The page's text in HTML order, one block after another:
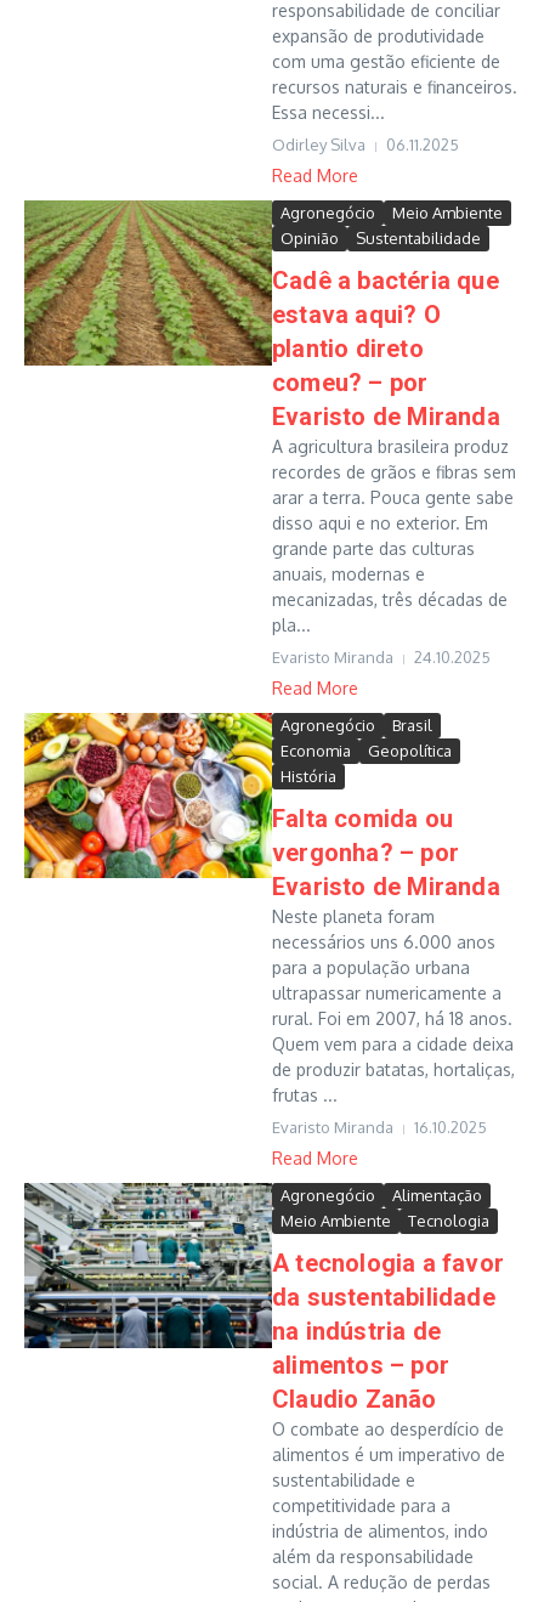
responsabilidade de conciliar
expansão de produtividade
com uma gestão eficiente de
recursos naturais e financeiros.
Essa necessi...
Odirley Silva 06.11.2025
Read More
Agronegócio
Meio Ambiente
Opinião
Sustentabilidade
Cadê a bactéria que
estava aqui? O
plantio direto
comeu? – por
Evaristo de Miranda
A agricultura brasileira produz
recordes de grãos e fibras sem
arar a terra. Pouca gente sabe
disso aqui e no exterior. Em
grande parte das culturas
anuais, modernas e
mecanizadas, três décadas de
pla...
Evaristo Miranda 24.10.2025
Read More
Agronegócio
Brasil
Economia
Geopolítica
História
Falta comida ou
vergonha? – por
Evaristo de Miranda
Neste planeta foram
necessários uns 6.000 anos
para a população urbana
ultrapassar numericamente a
rural. Foi em 2007, há 18 anos.
Quem vem para a cidade deixa
de produzir batatas, hortaliças,
frutas ...
Evaristo Miranda 16.10.2025
Read More
Agronegócio
Alimentação
Meio Ambiente
Tecnologia
A tecnologia a favor
da sustentabilidade
na indústria de
alimentos – por
Claudio Zanão
O combate ao desperdício de
alimentos é um imperativo de
sustentabilidade e
competitividade para a
indústria de alimentos, indo
além da responsabilidade
social. A redução de perdas